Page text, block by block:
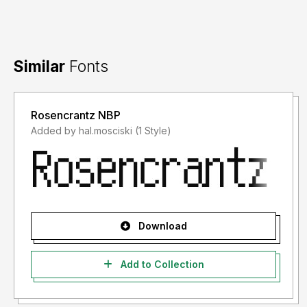
storytypestudio@gmail.com
- Any donation are very appreciated. Paypal account for
Please visit our store for more amazing fonts :
Thank you.
Similar Fonts
Rosencrantz NBP
Added by hal.mosciski (1 Style)
Download
Add to Collection